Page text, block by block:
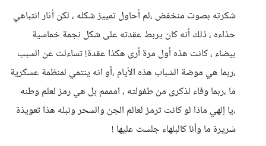
شكرته بصوت منخفض ،لم أحاول تمييز شكله ، لكن أثار انتباهي
حذاءه ، ذلك أنه كان يربط عقدته على شكل نجمة خماسية
بيضاء ، كانت هذه أول مرة أرى هكذا عقدة! تساءلت عن السبب
،ربما هي موضة الشباب هذه الأيام ،أو انه ينتمي لمنظمة عسكرية
ما ،ربما وفاء لذكرى من طفولته ، امممم بل هي رمز لعلم وطنه
،يا إلهي ماذا لو كانت ترمز لعالم الجن والسحر ونبله هذا تعويذة
شريرة ما وأنا كالبلهاء جلست عليها !